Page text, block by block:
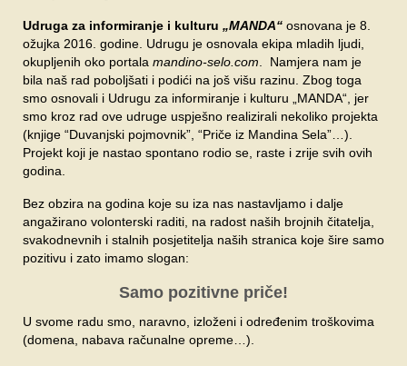
Udruga za informiranje i kulturu „MANDA“ osnovana je 8.
ožujka 2016. godine. Udrugu je osnovala ekipa mladih ljudi,
okupljenih oko portala mandino-selo.com. Namjera nam je
bila naš rad poboljšati i podići na još višu razinu. Zbog toga
smo osnovali i Udrugu za informiranje i kulturu „MANDA“, jer
smo kroz rad ove udruge uspješno realizirali nekoliko projekta
(knjige “Duvanjski pojmovnik”, “Priče iz Mandina Sela”…).
Projekt koji je nastao spontano rodio se, raste i zrije svih ovih
godina.
Bez obzira na godina koje su iza nas nastavljamo i dalje
angažirano volonterski raditi, na radost naših brojnih čitatelja,
svakodnevnih i stalnih posjetitelja naših stranica koje šire samo
pozitivu i zato imamo slogan:
Samo pozitivne priče!
U svome radu smo, naravno, izloženi i određenim troškovima
(domena, nabava računalne opreme…).